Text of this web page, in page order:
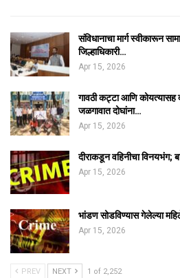
संविधानाचा मार्ग स्वीकारून
जिल्हाधिकारी…
Apr 15, 2026
गावठी कट्टा आणि कोयत्यासह
जळगावात दोघांना…
Apr 15, 2026
दीराकडून वहिनीचा विनयभंग;
Apr 15, 2026
भांडण सोडविण्यास गेलेल्या
Apr 15, 2026
PREV NEXT 1 of 2,252